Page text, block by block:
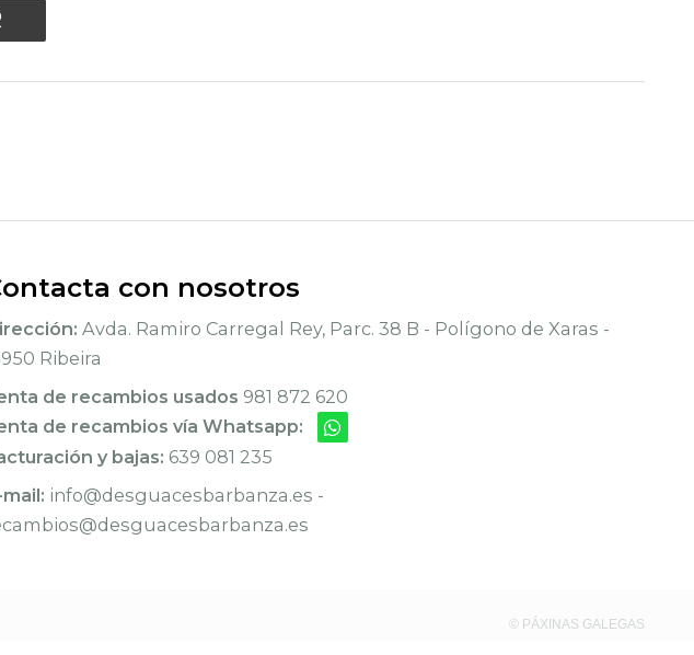
con nosotros
Avda. Ramiro Carregal Rey, Parc. 38 B - Polígono de Xaras -
Ribeira
de recambios usados 981 872 620
de recambios vía Whatsapp:
y bajas: 639 081 235
mail: info@desguacesbarbanza.es -
© PÁXINAS GALEGAS